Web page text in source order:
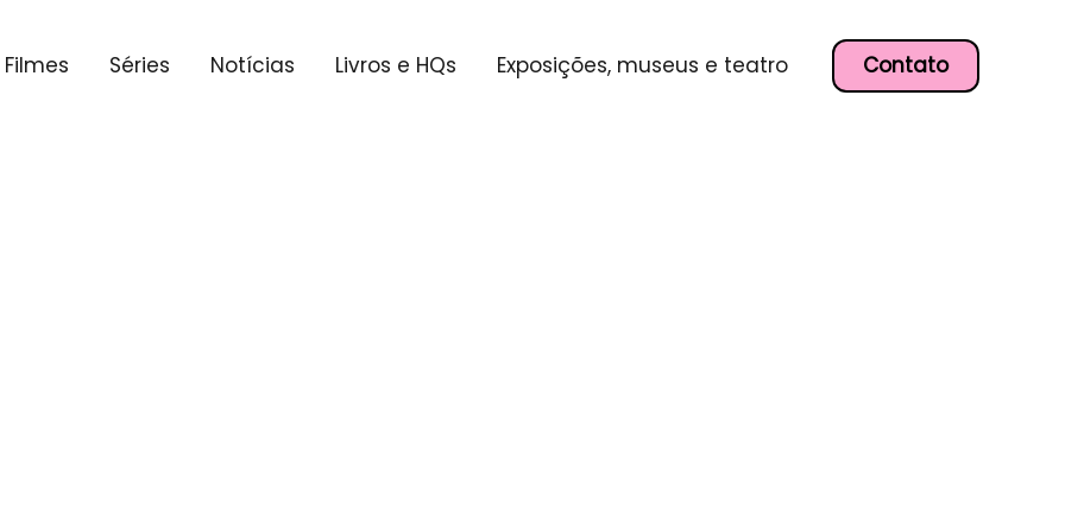
Filmes Séries Notícias Livros e HQs Exposições, museus e teatro Contato